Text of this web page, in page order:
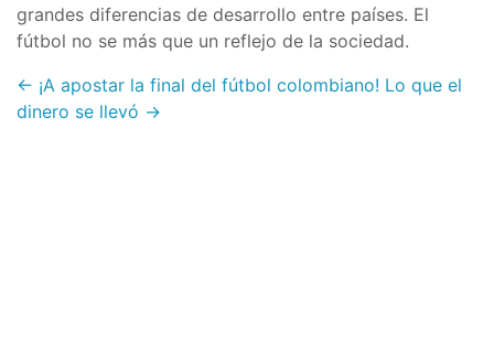
grandes diferencias de desarrollo entre países. El
fútbol no se más que un reflejo de la sociedad.
← ¡A apostar la final del fútbol colombiano! Lo que el
dinero se llevó →